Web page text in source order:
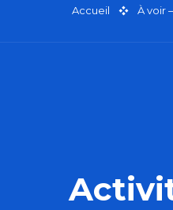
Accueil À voir